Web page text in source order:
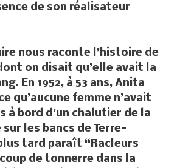
de son réalisateur
nous raconte l’histoire de
on disait qu’elle avait la
En 1952, à 53 ans, Anita
qu’aucune femme n’avait
à bord d’un chalutier de la
les bancs de Terre-
tard paraît “Racleurs
coup de tonnerre dans la